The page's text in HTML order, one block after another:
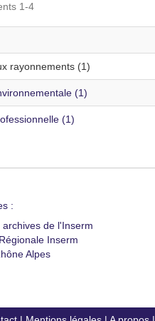
1-4
rayonnements (1)
(1)
(1)
:
de l'Inserm
Inserm
Alpes